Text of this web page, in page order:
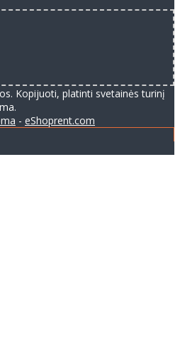
Kopijuoti, platinti svetainės turinį
- eShoprent.com